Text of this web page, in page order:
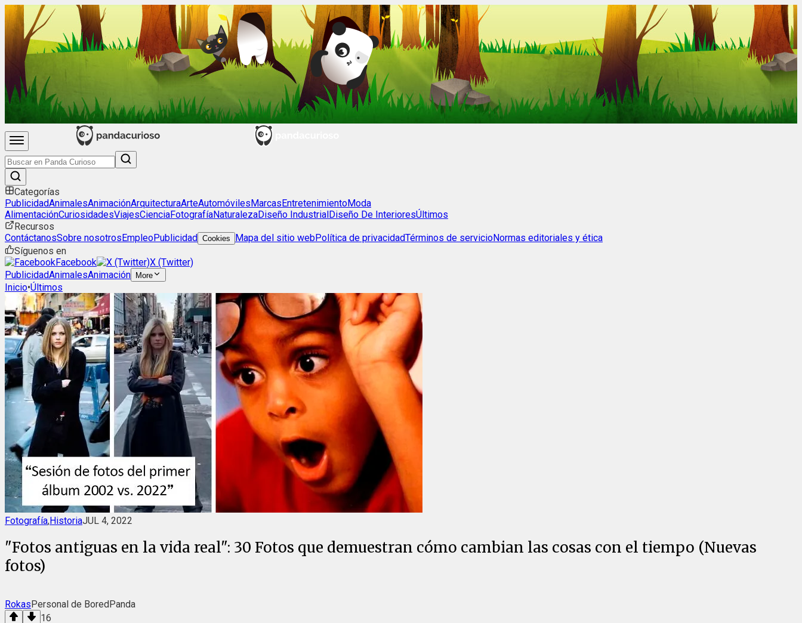
Categorías
PublicidadAnimalesAnimaciónArquitecturaArteAutomóvilesMarcasEntretenimientoModa
AlimentaciónCuriosidadesViajesCienciaFotografíaNaturalezaDiseño IndustrialDiseño De InterioresÚltimos
Recursos
ContáctanosSobre nosotrosEmpleoPublicidad Cookies Mapa del sitio webPolítica de privacidadTérminos de servicioNormas editoriales y ética
Síguenos en
Facebook
X (Twitter)
PublicidadAnimalesAnimación More
Inicio•Últimos
Fotografía,HistoriaJUL 4, 2022
"Fotos antiguas en la vida real": 30 Fotos que demuestran cómo cambian las cosas con el tiempo (Nuevas
fotos)
RokasPersonal de BoredPanda
16